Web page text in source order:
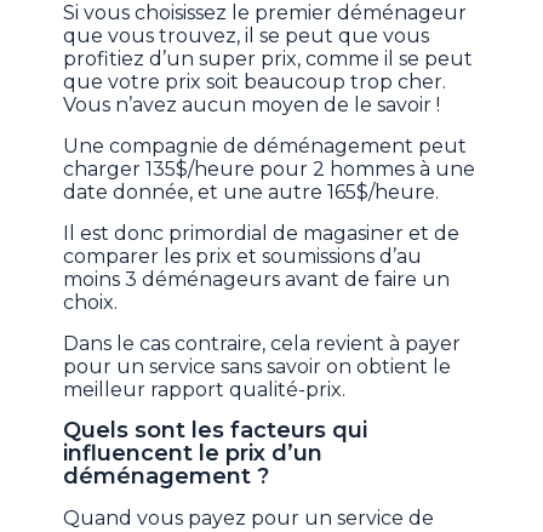
Si vous choisissez le premier déménageur
que vous trouvez, il se peut que vous
profitiez d’un super prix, comme il se peut
que votre prix soit beaucoup trop cher.
Vous n’avez aucun moyen de le savoir !
Une compagnie de déménagement peut
charger 135$/heure pour 2 hommes à une
date donnée, et une autre 165$/heure.
Il est donc primordial de magasiner et de
comparer les prix et soumissions d’au
moins 3 déménageurs avant de faire un
choix.
Dans le cas contraire, cela revient à payer
pour un service sans savoir on obtient le
meilleur rapport qualité-prix.
Quels sont les facteurs qui
influencent le prix d’un
déménagement ?
Quand vous payez pour un service de